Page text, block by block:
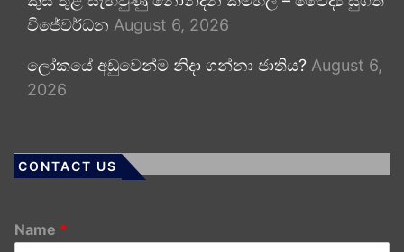
විජේවර්ධන August 6, 2026
ලෝකයේ අඩුවෙන්ම නිදා ගන්නා ජාතිය? August 6,
2026
CONTACT US
Name *